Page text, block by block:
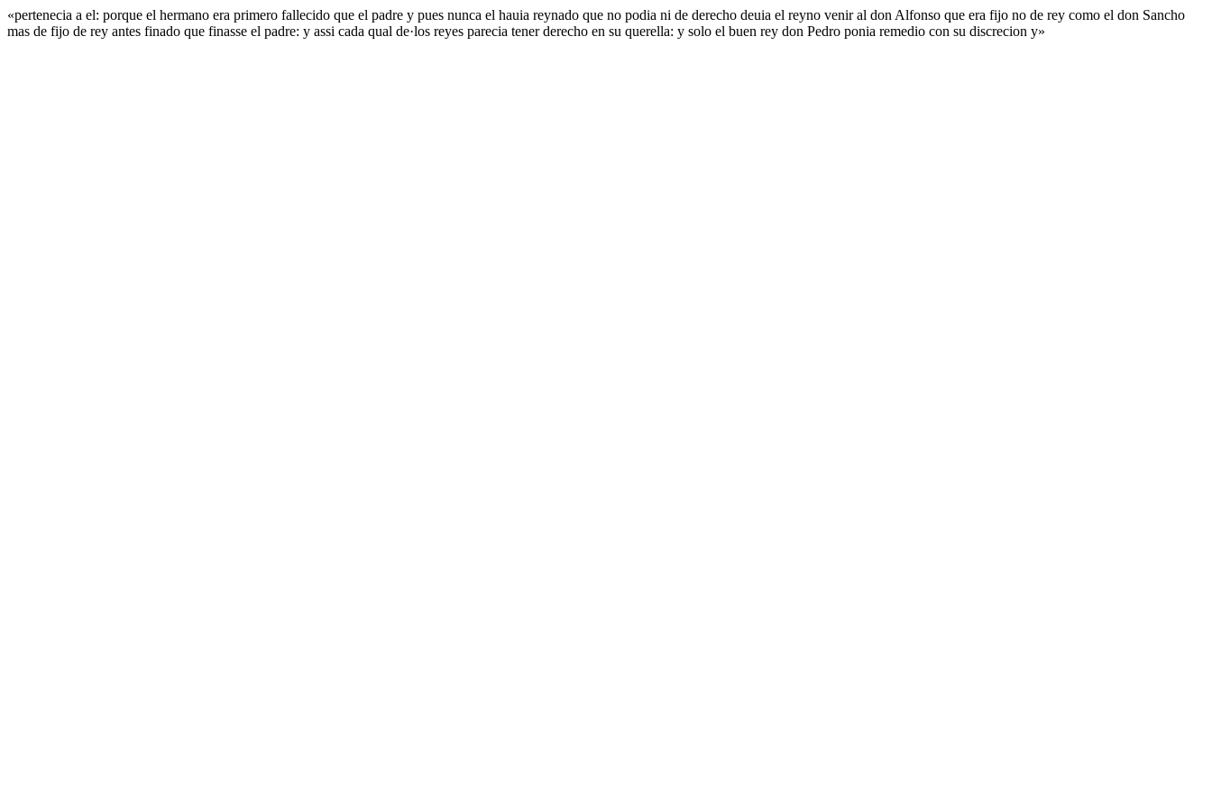
«pertenecia a el: porque el hermano era primero fallecido que el padre y pues nunca el hauia reynado que no podia ni de derecho deuia el reyno venir al don Alfonso que era fijo no de rey como el don Sancho
mas de fijo de rey antes finado que finasse el padre: y assi cada qual de·los reyes parecia tener derecho en su querella: y solo el buen rey don Pedro ponia remedio con su discrecion y»